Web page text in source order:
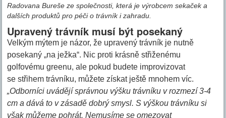
Radovana Bureše ze společnosti, která je výrobcem sekaček a
dalších produktů pro péči o trávník i zahradu.
Upravený trávník musí být posekaný
Velkým mýtem je názor, že upravený trávník je nutně
posekaný „na ježka“. Nic proti krásně střiženému
golfovému greenu, ale pokud budete improvizovat
se střihem trávníku, můžete získat ještě mnohem víc.
„Odborníci uvádějí správnou výšku trávníku v rozmezí 3-4
cm a dává to v zásadě dobrý smysl. S výškou trávníku si
však můžeme pohrát. Nemusíme se omezovat